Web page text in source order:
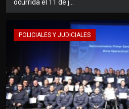
ocurrida el 11 de j...
POLICIALES Y JUDICIALES